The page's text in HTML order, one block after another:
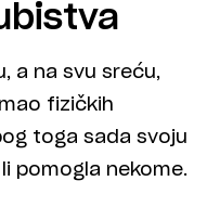
a na svu sreću,
fizičkih
toga sada svoju
pomogla nekome.